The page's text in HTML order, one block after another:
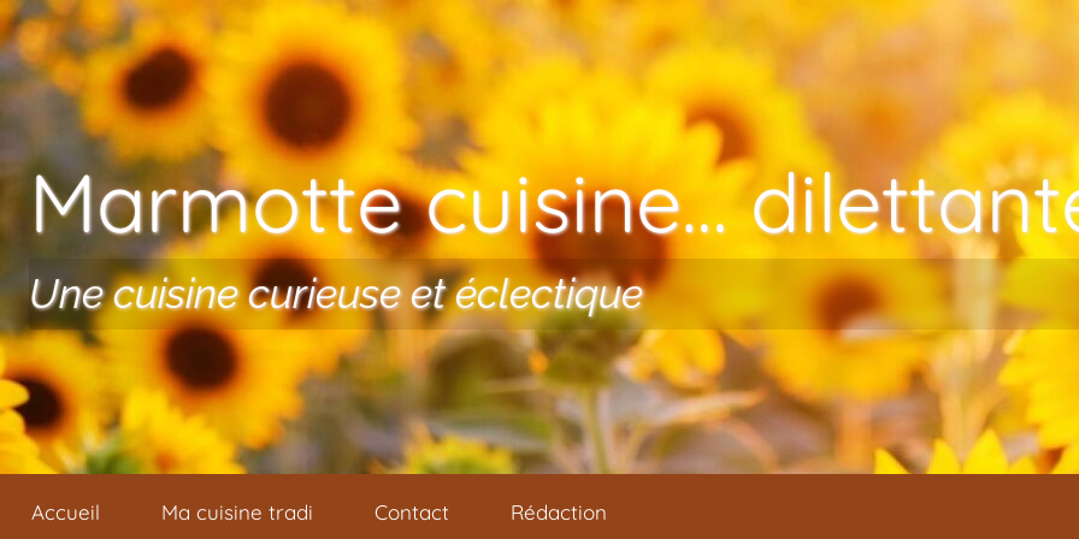
Aller au contenu
Marmotte cuisine…
Une cuisine curieuse et éclectique
Accueil Ma cuisine tradi Contact Rédaction